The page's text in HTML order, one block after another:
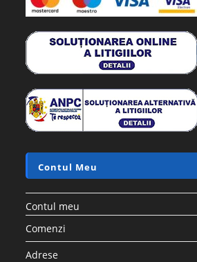
Contul Meu
Contul meu
Comenzi
Adrese